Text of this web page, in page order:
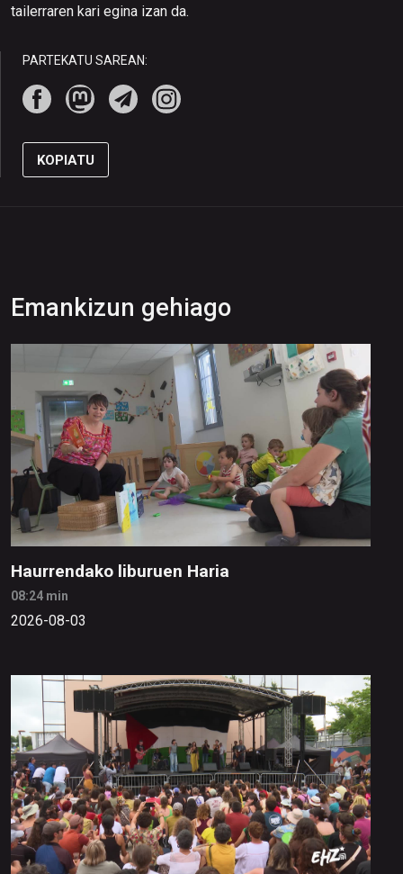
tailerraren kari egina izan da.
PARTEKATU SAREAN:
KOPIATU
Emankizun gehiago
Haurrendako liburuen Haria
08:24 min
2026-08-03